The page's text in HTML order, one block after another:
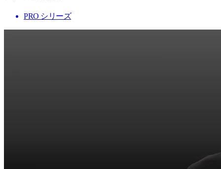
PRO シリーズ